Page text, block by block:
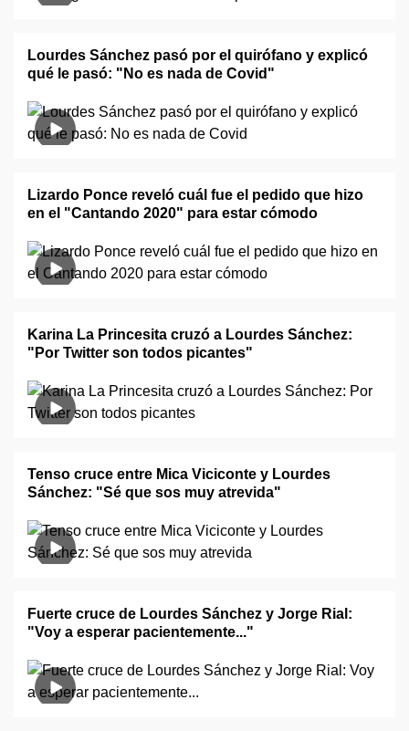
Lourdes Sánchez pasó por el quirófano y explicó
qué le pasó: "No es nada de Covid"
Lizardo Ponce reveló cuál fue el pedido que hizo
en el "Cantando 2020" para estar cómodo
Karina La Princesita cruzó a Lourdes Sánchez:
"Por Twitter son todos picantes"
Tenso cruce entre Mica Viciconte y Lourdes
Sánchez: "Sé que sos muy atrevida"
Fuerte cruce de Lourdes Sánchez y Jorge Rial:
"Voy a esperar pacientemente..."